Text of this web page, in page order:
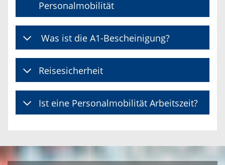
Personalmobilität
Was ist die A1-Bescheinigung?
Reisesicherheit
Ist eine Personalmobilität Arbeitszeit?